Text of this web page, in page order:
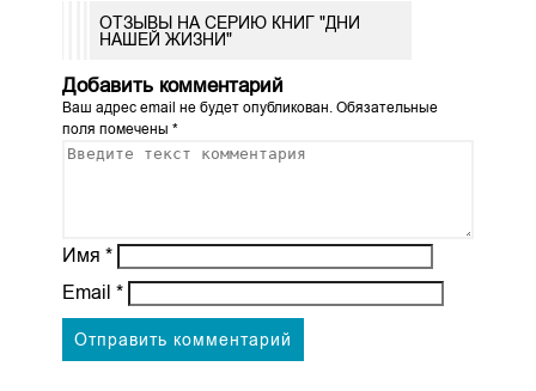
ОТЗЫВЫ НА СЕРИЮ КНИГ "ДНИ
НАШЕЙ ЖИЗНИ"
Добавить комментарий
Ваш адрес email не будет опубликован.Обязательные
поля помечены *
Имя *
Email *